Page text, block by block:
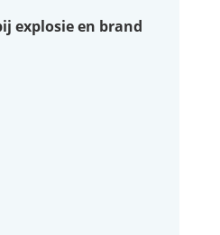
explosie en brand